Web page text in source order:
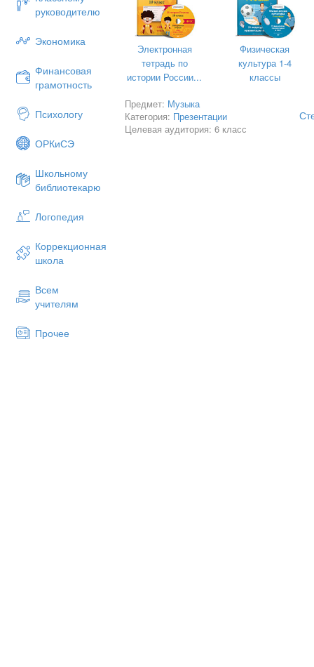
руководителю
Экономика
Финансовая
грамотность
Психологу
ОРКиСЭ
Школьному
библиотекарю
Логопедия
Коррекционная
школа
Всем
учителям
Прочее
Электронная
тетрадь по
истории России...
Физическая
культура 1-4
классы
Предмет: Музыка
Категория: Презентации
Целевая аудитория: 6 класс